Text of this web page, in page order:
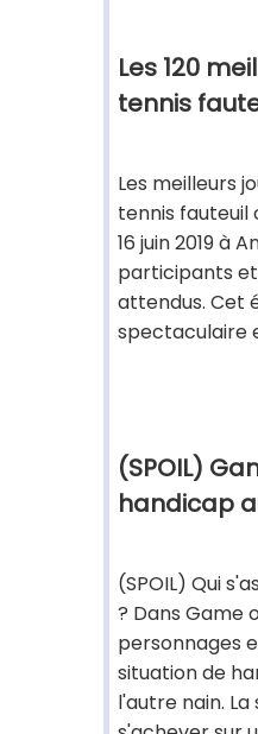
Les 120
tennis
Les meilleurs
tennis fauteuil
16 juin 2019 à
participants et
attendus. Cet
spectaculaire
(SPOIL)
handicap
(SPOIL) Qui
? Dans Game
personnages
situation de
l'autre nain.